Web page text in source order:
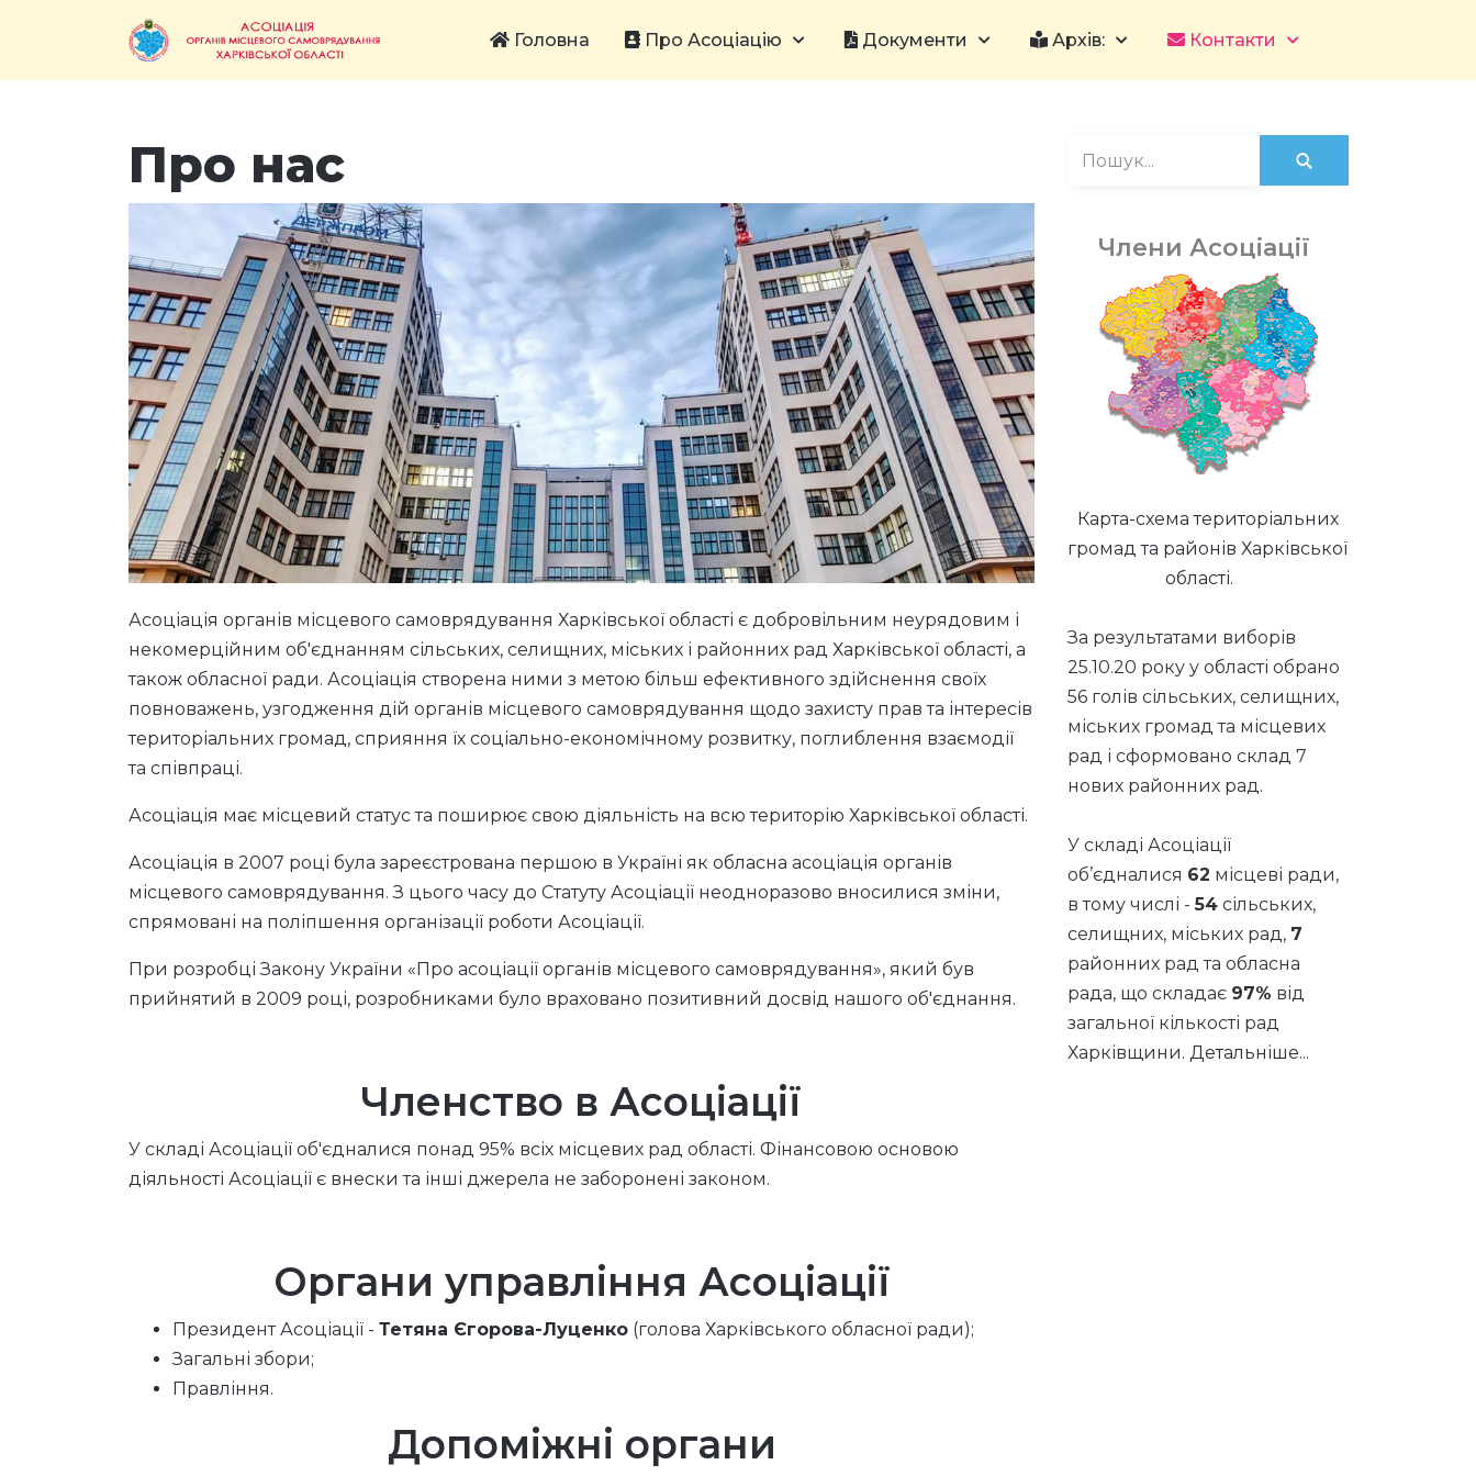
Головна Про Асоціацію Документи Архів: Контакти
Про нас
Асоціація органів місцевого самоврядування Харківської області є добровільним неурядовим і
некомерційним об'єднанням сільських, селищних, міських і районних рад Харківської області, а
також обласної ради. Асоціація створена ними з метою більш ефективного здійснення своїх
повноважень, узгодження дій органів місцевого самоврядування щодо захисту прав та інтересів
територіальних громад, сприяння їх соціально-економічному розвитку, поглиблення взаємодії
та співпраці.
Асоціація має місцевий статус та поширює свою діяльність на всю територію Харківської області.
Асоціація в 2007 році була зареєстрована першою в Україні як обласна асоціація органів
місцевого самоврядування. З цього часу до Статуту Асоціації неодноразово вносилися зміни,
спрямовані на поліпшення організації роботи Асоціації.
При розробці Закону України «Про асоціації органів місцевого самоврядування», який був
прийнятий в 2009 році, розробниками було враховано позитивний досвід нашого об'єднання.
Членство в Асоціації
У складі Асоціації об'єдналися понад 95% всіх місцевих рад області. Фінансовою основою
діяльності Асоціації є внески та інші джерела не заборонені законом.
Органи управління Асоціації
Президент Асоціації - Тетяна Єгорова-Луценко (голова Харківського обласної ради);
Загальні збори;
Правління.
Допоміжні органи
Члени Асоціації
Карта-схема територіальних
громад та районів Харківської
області.
За результатами виборів
25.10.20 року у області обрано
56 голів сільських, селищних,
міських громад та місцевих
рад і сформовано склад 7
нових районних рад.
У складі Асоціації
об’єдналися 62 місцеві ради,
в тому числі -54 сільських,
селищних, міських рад, 7
районних рад та обласна
рада, що складає 97% від
загальної кількості рад
Харківщини. Детальніше...